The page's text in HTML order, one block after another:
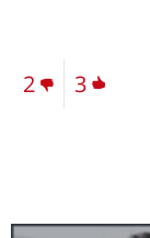
3
2